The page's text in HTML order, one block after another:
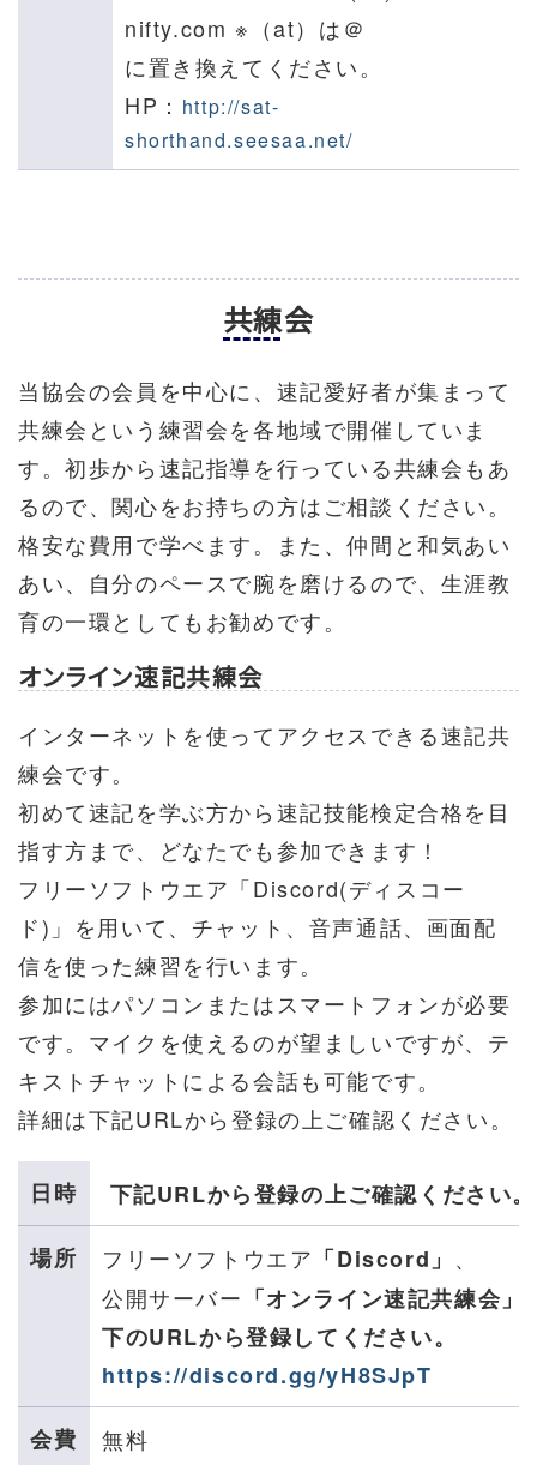
nifty.com ※（at）は＠
に置き換えてください。
HP： http://sat-
shorthand.seesaa.net/
共練会
当協会の会員を中心に、速記愛好者が集まって
共練会という練習会を各地域で開催していま
す。初歩から速記指導を行っている共練会もあ
るので、関心をお持ちの方はご相談ください。
格安な費用で学べます。また、仲間と和気あい
あい、自分のペースで腕を磨けるので、生涯教
育の一環としてもお勧めです。
オンライン速記共練会
インターネットを使ってアクセスできる速記共
練会です。
初めて速記を学ぶ方から速記技能検定合格を目
指す方まで、どなたでも参加できます！
フリーソフトウエア「Discord(ディスコー
ド)」を用いて、チャット、音声通話、画面配
信を使った練習を行います。
参加にはパソコンまたはスマートフォンが必要
です。マイクを使えるのが望ましいですが、テ
キストチャットによる会話も可能です。
詳細は下記URLから登録の上ご確認ください。
日時 下記URLから登録の上ご確認ください。
場所 フリーソフトウエア 「Discord」 、
公開サーバー 「オンライン速記共練会」
下のURLから登録してください。
https://discord.gg/yH8SJpT
会費 無料